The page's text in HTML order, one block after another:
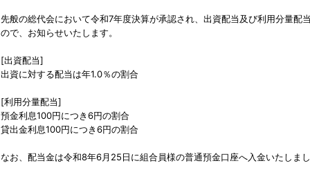
先般の総代会において令和7年度決算が承認され、出資配当及び利用分量配
ので、お知らせいたします。
[出資配当]
出資に対する配当は年1.0％の割合
[利用分量配当]
預金利息100円につき6円の割合
貸出金利息100円につき6円の割合
なお、配当金は令和8年6月25日に組合員様の普通預金口座へ入金いたしまし